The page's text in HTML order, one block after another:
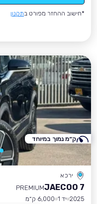
*חישוב ההחזר מפורט בתקנון
ירכא
JAECOO 7
PREMIUM
2025 יד 1
6,000 ק״מ
ק״מ נמוך במיוחד